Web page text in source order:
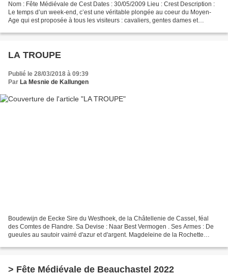
Nom : Fête Médiévale de Cest Dates : 30/05/2009 Lieu : Crest Description :
Le temps d’un week-end, c’est une véritable plongée au coeur du Moyen-
Age qui est proposée à tous les visiteurs : cavaliers, gentes dames et
LA TROUPE
Publié le 28/03/2018 à 09:39
Par La Mesnie de Kallungen
Boudewijn de Eecke Sire du Westhoek, de la Châtellenie de Cassel, féal
des Comtes de Flandre. Sa Devise : Naar Best Vermogen . Ses Armes : De
gueules au sautoir vairré d'azur et d'argent. Magdeleine de la Rochette
> Fête Médiévale de Beauchastel 2022